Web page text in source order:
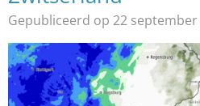
Gepubliceerd op 22 september